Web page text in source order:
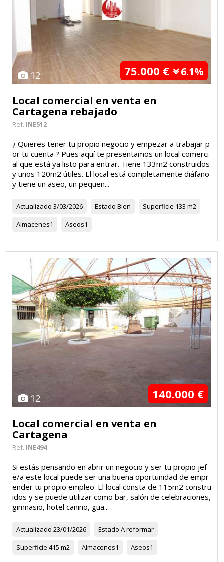
12 75.000 € 6.1%
Local comercial en venta en
Cartagena rebajado
Ref. INE512
¿ Quieres tener tu propio negocio y empezar a trabajar p
or tu cuenta ? Pues aquí te presentamos un local comerci
al que está ya listo para entrar. Tiene 133m2 construidos
y unos 120m2 útiles. El local está completamente diáfano
y tiene un aseo, un pequeñ...
Actualizado 3/03/2026 Estado Bien Superficie 133 m2
Almacenes1 Aseos1
12 140.000 €
Local comercial en venta en
Cartagena
Ref. INE494
Si estás pensando en abrir un negocio y ser tu propio jef
e/a este local puede ser una buena oportunidad de empr
ender tu propio empleo. El local consta de 115m2 constru
idos y se puede utilizar como bar, salón de celebraciones,
gimnasio, hotel canino, gua...
Actualizado 23/01/2026 Estado A reformar
Superficie 415 m2 Almacenes1 Aseos1